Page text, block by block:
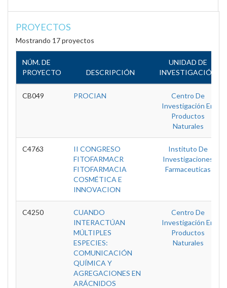
PROYECTOS
Mostrando 17 proyectos
NÚM. DE
PROYECTO
DESCRIPCIÓN
UNIDAD DE
INVESTIGACIÓN
CB049 PROCIAN
Centro De
Investigación En
Productos
Naturales
C4763
II CONGRESO
FITOFARMACR
FITOFARMACIA
COSMÉTICA E
INNOVACION
Instituto De
Investigaciones
Farmaceuticas
C4250
CUANDO
INTERACTÚAN
MÚLTIPLES
ESPECIES:
COMUNICACIÓN
QUÍMICA Y
AGREGACIONES EN
ARÁCNIDOS
Centro De
Investigación En
Productos
Naturales